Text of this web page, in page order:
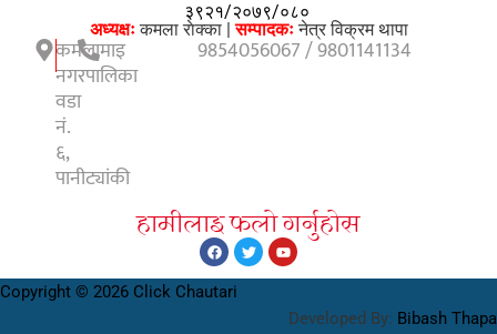
३९२१/२०७९/०८०
अध्यक्षःकमला राेक्का |सम्पादकःनेत्र विक्रम थापा
कमलामाइ
नगरपालिका
वडा
नं.
६,
पानीट्यांकी
9854056067 / 9801141134
हामीलाइ फलाे गर्नुहाेस
Copyright © 2026 Click Chautari
Developed By: Bibash Thapa